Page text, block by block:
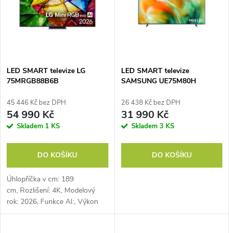
p
r
o
u
k
Abecedně
s
p
r
o
d
u
k
LED SMART televize LG
75MRGB88B6B
45 446 Kč bez DPH
54 990 Kč
Skladem 1 KS
DO KOŠÍKU
Úhlopříčka v cm: 189
cm, Rozlišení: 4K, Modelový
rok: 2026, Funkce AI:, Výkon
reproduktorů: 20
LED SMART televize
SAMSUNG UE75M80H
26 438 Kč bez DPH
31 990 Kč
Skladem 3 KS
DO KOŠÍKU